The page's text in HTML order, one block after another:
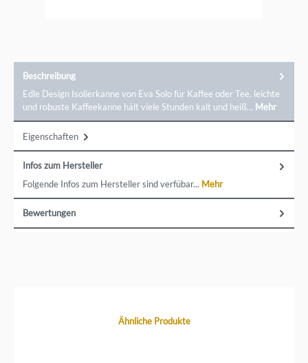
Solo GmbH, Schloßstr. 43-45, 56068 Koblenz,
cs@evasolo.com
Beschreibung
Edle Design Isolierkanne von Eva Solo für Kaffee oder Tee. leichte
und robuste Kaffeekanne hält viele Stunden kalt und heiß… Mehr
Eigenschaften
Infos zum Hersteller
Folgende Infos zum Hersteller sind verfübar... Mehr
Bewertungen
Produktgalerie überspringenÄhnliche Produkte